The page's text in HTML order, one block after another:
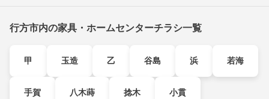
行方市内の家具・ホームセンターチラシ一覧
甲 玉造 乙 谷島 浜 若海
手賀 八木蒔 捻木 小貫